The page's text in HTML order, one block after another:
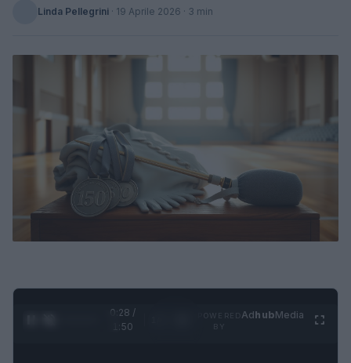
Linda Pellegrini · 19 Aprile 2026 · 3 min
0:29 /
1:50
AdhubMedia